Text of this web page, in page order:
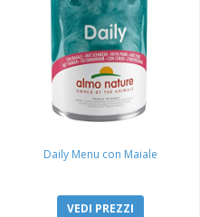
Daily Menu con Maiale
VEDI PREZZI